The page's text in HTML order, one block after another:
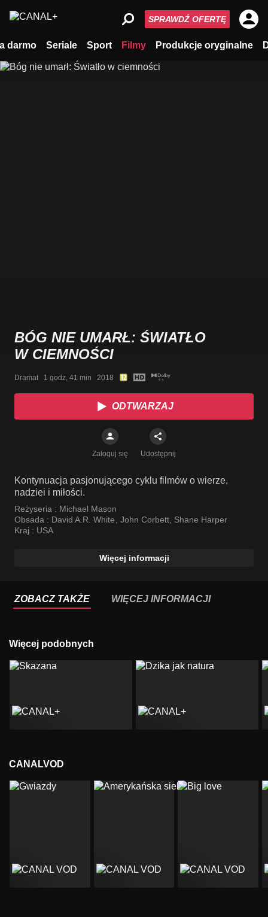
darmo Seriale Sport Filmy Produkcje oryginalne
SPRAWDŹ OFERTĘ
BÓG NIE UMARŁ: ŚWIATŁO
W CIEMNOŚCI
Dramat   1 godz, 41 min   2018
ODTWARZAJ
Zaloguj się Udostępnij
Kontynuacja pasjonującego cyklu filmów o wierze,
nadziei i miłości.
Reżyseria : Michael Mason
Obsada : David A.R. White, John Corbett, Shane Harper
Kraj : USA
Więcej informacji
ZOBACZ TAKŻE WIĘCEJ INFORMACJI
Więcej podobnych
CANALVOD